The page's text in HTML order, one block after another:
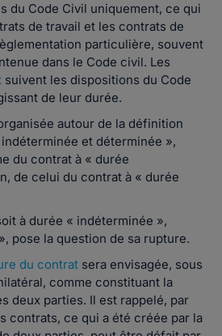
du Code Civil uniquement, ce qui
de travail et les contrats de
particulière, souvent
dans le Code civil. Les
suivent les dispositions du Code
de leur durée.
autour de la définition
et déterminée »,
du contrat à « durée
de celui du contrat à « durée
à durée « indéterminée »,
pose la question de sa rupture.
du contrat sera envisagée, sous
comme constituant la
deux parties. Il est rappelé, par
contrats, ce qui a été créée par la